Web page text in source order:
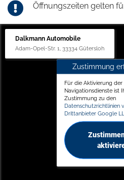
Öffnungszeiten gelten
Dalkmann Automobile
Adam-Opel-Str. 1, 33334 Gütersloh
Zustimmung
Für die Aktivierung
Navigationsdienste ist
Zustimmung zu den
Datenschutzrichtlinien
Drittanbieter Google